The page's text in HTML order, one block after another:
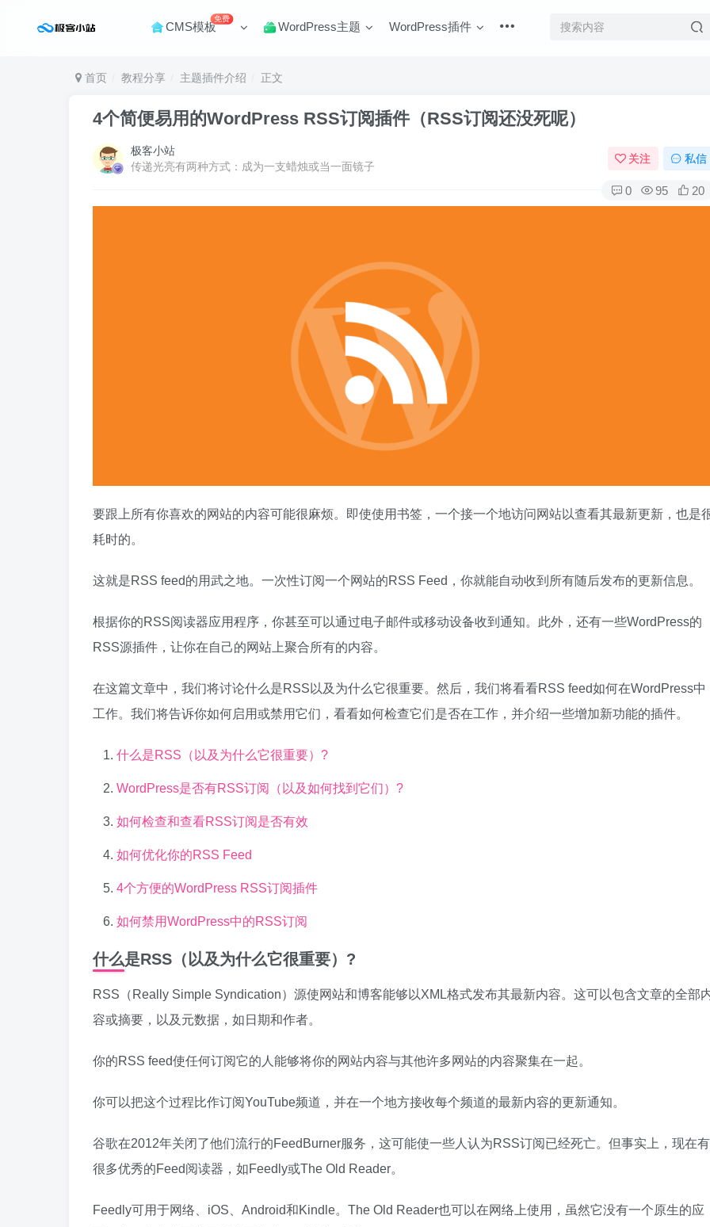
CMS模板
免费
WordPress主题 WordPress插件
首页 教程分享 主题插件介绍 正文
4个简便易用的WordPress RSS订阅插件（RSS订阅还没死呢）
极客小站
传递光亮有两种方式：成为一支蜡烛或当一面镜子
关注 私信
0 95 20
要跟上所有你喜欢的网站的内容可能很麻烦。即使使用书签，一个接一个地访问网站以查看其最新更新，也是
耗时的。
这就是RSS feed的用武之地。一次性订阅一个网站的RSS Feed，你就能自动收到所有随后发布的更新信息。
根据你的RSS阅读器应用程序，你甚至可以通过电子邮件或移动设备收到通知。此外，还有一些WordPress的
RSS源插件，让你在自己的网站上聚合所有的内容。
在这篇文章中，我们将讨论什么是RSS以及为什么它很重要。然后，我们将看看RSS feed如何在WordPress中
工作。我们将告诉你如何启用或禁用它们，看看如何检查它们是否在工作，并介绍一些增加新功能的插件。
什么是RSS（以及为什么它很重要）?
WordPress是否有RSS订阅（以及如何找到它们）?
如何检查和查看RSS订阅是否有效
如何优化你的RSS Feed
4个方便的WordPress RSS订阅插件
如何禁用WordPress中的RSS订阅
什么是RSS（以及为什么它很重要）?
RSS（Really Simple Syndication）源使网站和博客能够以XML格式发布其最新内容。这可以包含文章的全部
容或摘要，以及元数据，如日期和作者。
你的RSS feed使任何订阅它的人能够将你的网站内容与其他许多网站的内容聚集在一起。
你可以把这个过程比作订阅YouTube频道，并在一个地方接收每个频道的最新内容的更新通知。
谷歌在2012年关闭了他们流行的FeedBurner服务，这可能使一些人认为RSS订阅已经死亡。但事实上，现在有
很多优秀的Feed阅读器，如Feedly或The Old Reader。
Feedly可用于网络、iOS、Android和Kindle。The Old Reader也可以在网络上使用，虽然它没有一个原生的应